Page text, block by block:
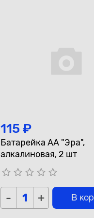
115 ₽
Батарейка AA "Эра",
алкалиновая, 2 шт
star_border star_border star_border star_border star_border
- + В